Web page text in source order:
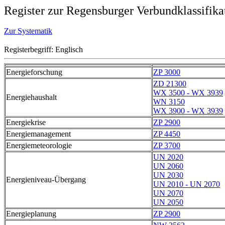
Register zur Regensburger
Zur Systematik
Registerbegriff: Englisch
Energieforschung ZP 3000
Energiehaushalt
ZD 21300
WX 3500 - WX 3939
WN 3150
WX 3900 - WX 3939
Energiekrise
ZP 2900
Energiemanagement
ZP 4450
Energiemeteorologie
ZP 3700
Energieniveau-Übergang
UN 2020
UN 2060
UN 2030
UN 2010 - UN 2070
UN 2070
UN 2050
Energieplanung
ZP 2900